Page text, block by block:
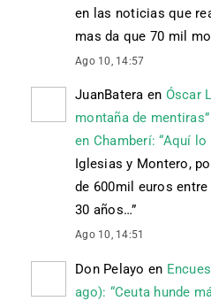
en las noticias que
mas da que 70 mil
Ago 10, 14:57
JuanBatera en Óscar
montaña de
en Chamberí: “Aquí
Iglesias y Montero,
de 600mil euros
30 años…”
Ago 10, 14:51
Don Pelayo en
ago): “Ceuta hunde